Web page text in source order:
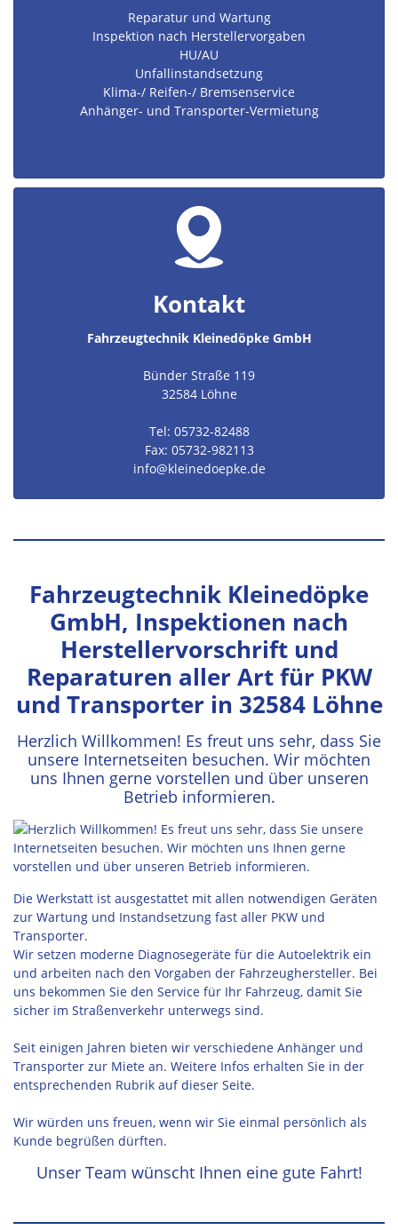
Reparatur und Wartung
Inspektion nach Herstellervorgaben
HU/AU
Unfallinstandsetzung
Klima-/ Reifen-/ Bremsenservice
Anhänger- und Transporter-Vermietung
Kontakt
Fahrzeugtechnik Kleinedöpke GmbH
Bünder Straße 119
32584 Löhne
Tel: 05732-82488
Fax: 05732-982113
info​@kleinedoepke.de
Fahrzeugtechnik Kleinedöpke
GmbH, Inspektionen nach
Herstellervorschrift und
Reparaturen aller Art für PKW
und Transporter in 32584 Löhne
Herzlich Willkommen! Es freut uns sehr, dass Sie
unsere Internetseiten besuchen. Wir möchten
uns Ihnen gerne vorstellen und über unseren
Betrieb informieren.
Die Werkstatt ist ausgestattet mit allen notwendigen Geräten
zur Wartung und Instandsetzung fast aller PKW und
Transporter.
Wir setzen moderne Diagnosegeräte für die Autoelektrik ein
und arbeiten nach den Vorgaben der Fahrzeughersteller. Bei
uns bekommen Sie den Service für Ihr Fahrzeug, damit Sie
sicher im Straßenverkehr unterwegs sind.
Seit einigen Jahren bieten wir verschiedene Anhänger und
Transporter zur Miete an. Weitere Infos erhalten Sie in der
entsprechenden Rubrik auf dieser Seite.
Wir würden uns freuen, wenn wir Sie einmal persönlich als
Kunde begrüßen dürften.
Unser Team wünscht Ihnen eine gute Fahrt!